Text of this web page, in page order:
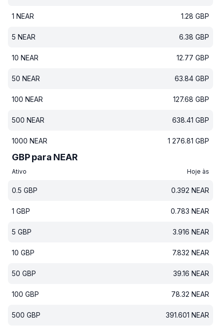
1 NEAR 1.28 GBP
5 NEAR 6.38 GBP
10 NEAR 12.77 GBP
50 NEAR 63.84 GBP
100 NEAR 127.68 GBP
500 NEAR 638.41 GBP
1000 NEAR 1 276.81 GBP
GBP para NEAR
Ativo Hoje às
0.5 GBP 0.392 NEAR
1 GBP 0.783 NEAR
5 GBP 3.916 NEAR
10 GBP 7.832 NEAR
50 GBP 39.16 NEAR
100 GBP 78.32 NEAR
500 GBP 391.601 NEAR